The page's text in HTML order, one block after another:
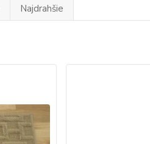
Najdrahšie